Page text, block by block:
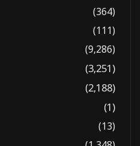
(364)
(111)
(9,286)
(3,251)
(2,188)
(1)
(13)